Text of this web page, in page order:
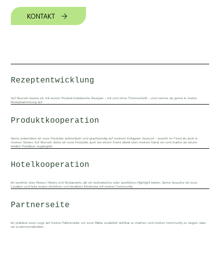
KONTAKT
Auf Wunsch kreiere ich mit eurem Produkt individuelle Rezepte – mit und ohne Thermomix® – und nehme sie gerne in meine
Rezeptsammlung auf.
Rezeptentwicklung
Gerne präsentiere ich eure Produkte authentisch und glaubwürdig auf meinem Instagram-Account – sowohl im Feed als auch in
meinen Stories. Auf Wunsch stelle ich eure Produkte auch bei einem Event direkt über meinen Kanal vor und mache sie einem
breiten Publikum zugänglich.
Produktkooperation
Ich berichte über Reisen, Hotels und Restaurants, die ein kulinarisches oder sportliches Highlight bieten. Gerne besuche ich eure
Location und teile meine ehrlichen und kreativen Eindrücke mit meiner Community.
Hotelkooperation
Ich platziere euer Logo auf meiner Partnerseite, um eure Marke zusätzlich sichtbar zu machen und meiner Community zu zeigen, dass
wir zusammenarbeiten.
Partnerseite